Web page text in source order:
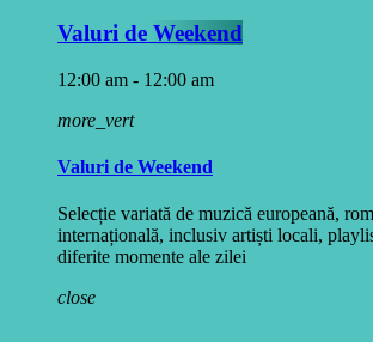
Valuri de Weekend
12:00 am - 12:00 am
more_vert
Valuri de Weekend
Selecție variată de muzică europeană,
internațională, inclusiv artiști locali,
diferite momente ale zilei
close